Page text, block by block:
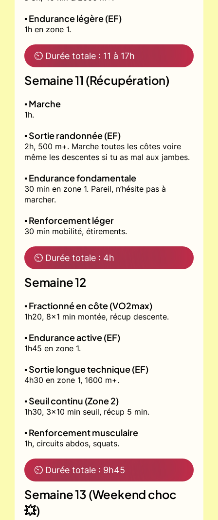
▪️ Endurance légère (EF)
1h en zone 1.
⏲ Durée totale : 11 à 17h
Semaine 11 (Récupération)
▪️ Marche
1h.
▪️ Sortie randonnée (EF)
2h, 500 m+. Marche toutes les côtes voire
même les descentes si tu as mal aux jambes.
▪️ Endurance fondamentale
30 min en zone 1. Pareil, n’hésite pas à
marcher.
▪️ Renforcement léger
30 min mobilité, étirements.
⏲ Durée totale : 4h
Semaine 12
▪️ Fractionné en côte (VO2max)
1h20, 8x1 min montée, récup descente.
▪️ Endurance active (EF)
1h45 en zone 1.
▪️ Sortie longue technique (EF)
4h30 en zone 1, 1600 m+.
▪️ Seuil continu (Zone 2)
1h30, 3x10 min seuil, récup 5 min.
▪️ Renforcement musculaire
1h, circuits abdos, squats.
⏲ Durée totale : 9h45
Semaine 13 (Weekend choc
💥)